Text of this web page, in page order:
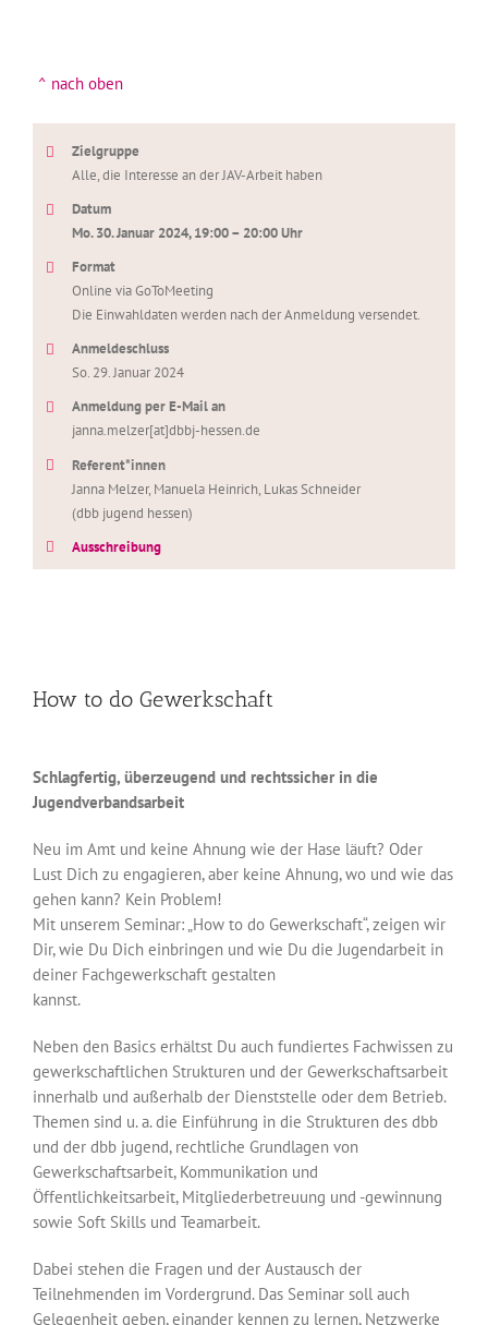
^ nach oben
Zielgruppe
Alle, die Interesse an der JAV-Arbeit haben
Datum
Mo. 30. Januar 2024, 19:00 – 20:00 Uhr
Format
Online via GoToMeeting
Die Einwahldaten werden nach der Anmeldung versendet.
Anmeldeschluss
So. 29. Januar 2024
Anmeldung per E-Mail an
janna.melzer[at]dbbj-hessen.de
Referent*innen
Janna Melzer, Manuela Heinrich, Lukas Schneider
(dbb jugend hessen)
Ausschreibung
How to do Gewerkschaft
Schlagfertig, überzeugend und rechtssicher in die
Jugendverbandsarbeit
Neu im Amt und keine Ahnung wie der Hase läuft? Oder
Lust Dich zu engagieren, aber keine Ahnung, wo und wie das
gehen kann? Kein Problem!
Mit unserem Seminar: „How to do Gewerkschaft“, zeigen wir
Dir, wie Du Dich einbringen und wie Du die Jugendarbeit in
deiner Fachgewerkschaft gestalten
kannst.
Neben den Basics erhältst Du auch fundiertes Fachwissen zu
gewerkschaftlichen Strukturen und der Gewerkschaftsarbeit
innerhalb und außerhalb der Dienststelle oder dem Betrieb.
Themen sind u. a. die Einführung in die Strukturen des dbb
und der dbb jugend, rechtliche Grundlagen von
Gewerkschaftsarbeit, Kommunikation und
Öffentlichkeitsarbeit, Mitgliederbetreuung und -gewinnung
sowie Soft Skills und Teamarbeit.
Dabei stehen die Fragen und der Austausch der
Teilnehmenden im Vordergrund. Das Seminar soll auch
Gelegenheit geben, einander kennen zu lernen, Netzwerke